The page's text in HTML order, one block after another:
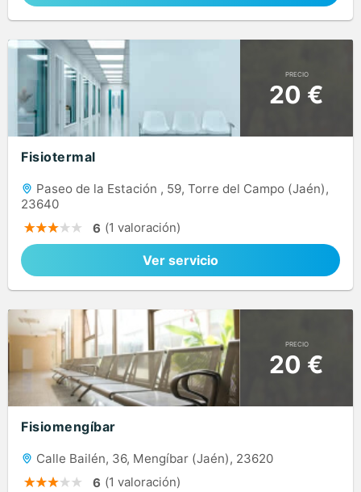
PRECIO
20 €
Fisiotermal
Paseo de la Estación , 59, Torre del Campo (Jaén),
23640
6 (1 valoración)
Ver servicio
PRECIO
20 €
Fisiomengíbar
Calle Bailén, 36, Mengíbar (Jaén), 23620
6 (1 valoración)